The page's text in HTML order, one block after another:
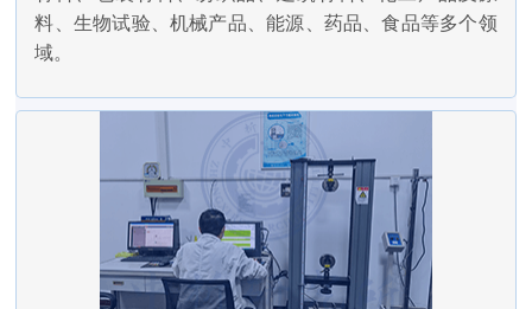
料、生物试验、机械产品、能源、药品、食品等多个领
域。